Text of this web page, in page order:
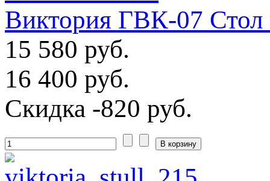
Виктория ГВК-07 Стол
15 580 руб.
16 400 руб.
Скидка -820 руб.